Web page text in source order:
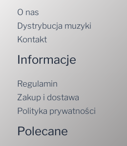
O nas
Dystrybucja muzyki
Kontakt
Informacje
Regulamin
Zakup i dostawa
Polityka prywatności
Polecane